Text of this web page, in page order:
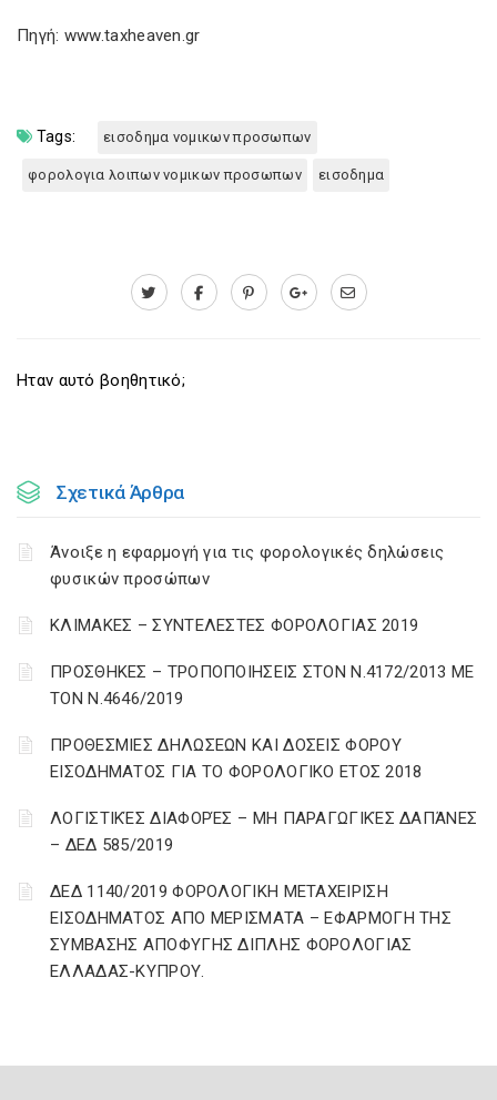
Πηγή: www.taxheaven.gr
Tags: εισοδημα νομικων προσωπων
φορολογια λοιπων νομικων προσωπων εισοδημα
Ηταν αυτό βοηθητικό;
Σχετικά Άρθρα
Άνοιξε η εφαρμογή για τις φορολογικές δηλώσεις
φυσικών προσώπων
ΚΛΙΜΑΚΕΣ – ΣΥΝΤΕΛΕΣΤΕΣ ΦΟΡΟΛΟΓΙΑΣ 2019
ΠΡΟΣΘΗΚΕΣ – ΤΡΟΠΟΠΟΙΗΣΕΙΣ ΣΤΟΝ Ν.4172/2013 ΜΕ
ΤΟΝ Ν.4646/2019
ΠΡΟΘΕΣΜΙΕΣ ΔΗΛΩΣΕΩΝ ΚΑΙ ΔΟΣΕΙΣ ΦΟΡΟΥ
ΕΙΣΟΔΗΜΑΤΟΣ ΓΙΑ ΤΟ ΦΟΡΟΛΟΓΙΚΟ ΕΤΟΣ 2018
ΛΟΓΙΣΤΙΚΈΣ ΔΙΑΦΟΡΈΣ – ΜΗ ΠΑΡΑΓΩΓΙΚΈΣ ΔΑΠΆΝΕΣ
– ΔΕΔ 585/2019
ΔΕΔ 1140/2019 ΦΟΡΟΛΟΓΙΚΗ ΜΕΤΑΧΕΙΡΙΣΗ
ΕΙΣΟΔΗΜΑΤΟΣ ΑΠΟ ΜΕΡΙΣΜΑΤΑ – ΕΦΑΡΜΟΓΗ ΤΗΣ
ΣΥΜΒΑΣΗΣ ΑΠΟΦΥΓΗΣ ΔΙΠΛΗΣ ΦΟΡΟΛΟΓΙΑΣ
ΕΛΛΑΔΑΣ-ΚΥΠΡΟΥ.